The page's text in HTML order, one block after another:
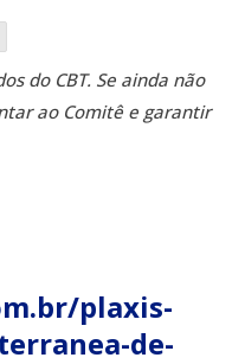
do CBT. Se ainda não
ao Comitê e garantir
plaxis-
de-